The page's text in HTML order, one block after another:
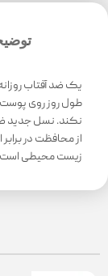
یک ضد آفتاب
طول روز روی
از محافظت در
زیست محیطی